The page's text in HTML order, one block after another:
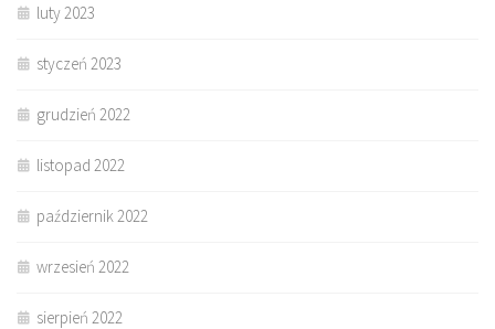
luty 2023
styczeń 2023
grudzień 2022
listopad 2022
październik 2022
wrzesień 2022
sierpień 2022